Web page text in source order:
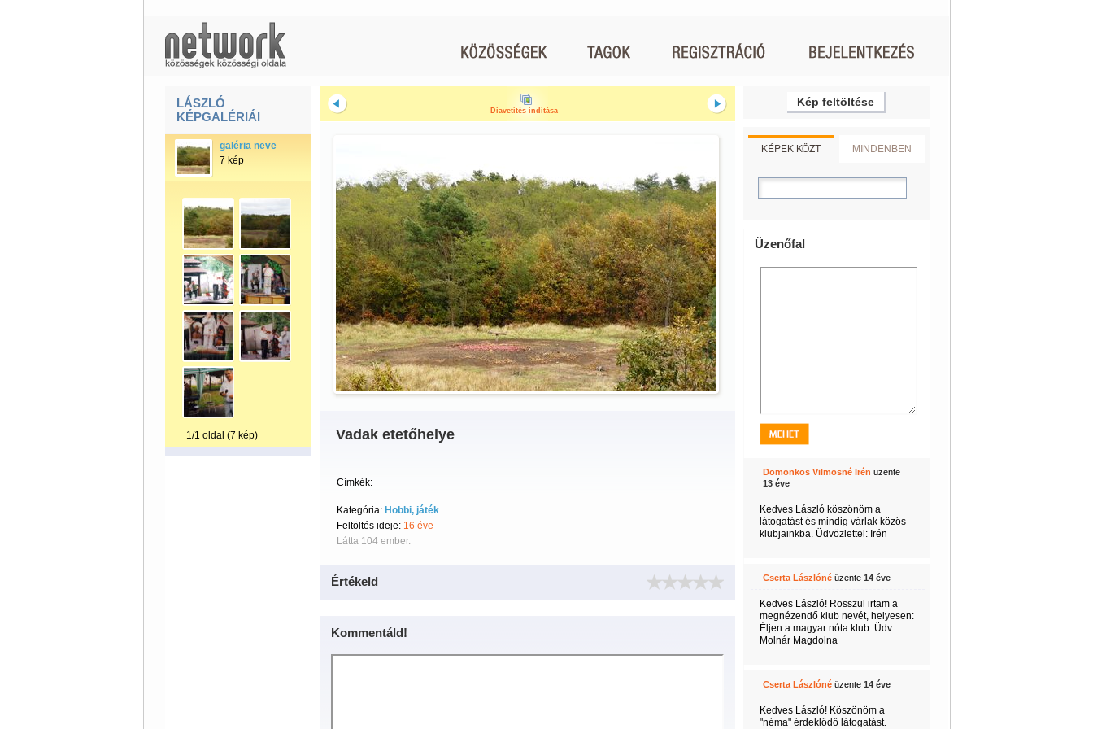
LÁSZLÓ
KÉPGALÉRIÁI
galéria neve
7 kép
1/1 oldal (7 kép)
Diavetítés indítása
Vadak etetőhelye
Címkék:
Kategória: Hobbi, játék
Feltöltés ideje: 16 éve
Látta 104 ember.
Értékeld
Kommentáld!
Kép feltöltése
KÉPEK KÖZT MINDENBEN
Üzenőfal
Domonkos Vilmosné Irén üzente
13 éve
Kedves László köszönöm a
látogatást és mindig várlak közös
klubjainkba. Üdvözlettel: Irén
Cserta Lászlónéüzente 14 éve
Kedves László! Rosszul irtam a
megnézendő klub nevét, helyesen:
Éljen a magyar nóta klub. Üdv.
Molnár Magdolna
Cserta Lászlónéüzente 14 éve
Kedves László! Köszönöm a
"néma" érdeklődő látogatást.